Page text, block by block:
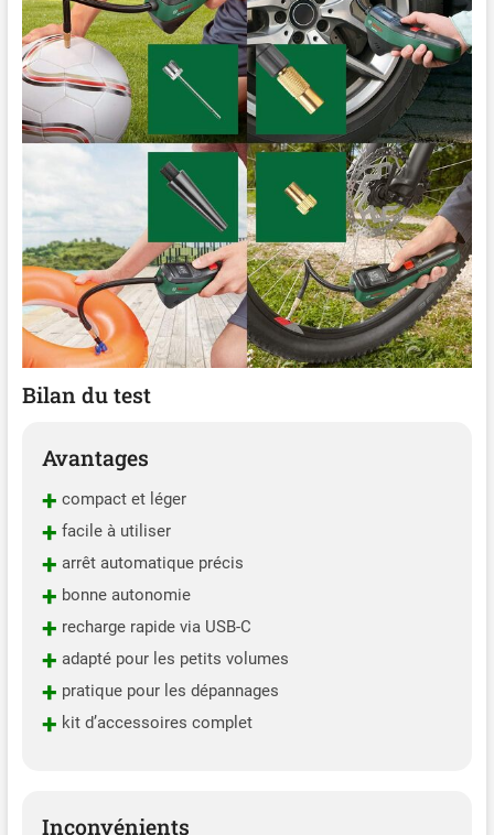
Bilan du test
Avantages
+ compact et léger
+ facile à utiliser
+ arrêt automatique précis
+ bonne autonomie
+ recharge rapide via USB-C
+ adapté pour les petits volumes
+ pratique pour les dépannages
+ kit d’accessoires complet
Inconvénients